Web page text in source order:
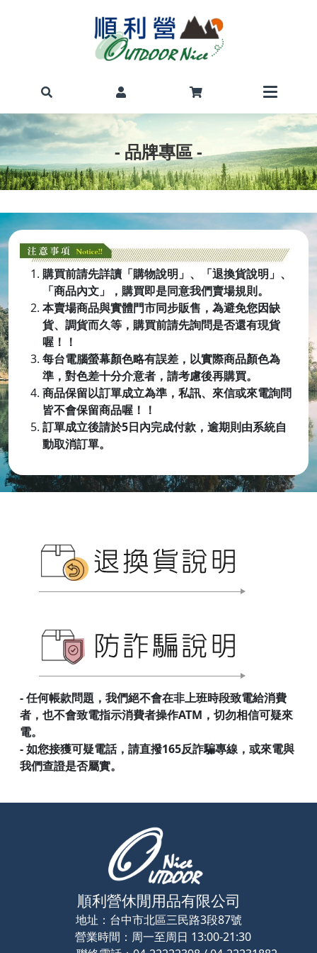
- 品牌專區 -
購買前請先詳讀「購物說明」、「退換貨說明」、
「商品內文」，購買即是同意我們賣場規則。
本賣場商品與實體門市同步販售，為避免您因缺
貨、調貨而久等，購買前請先詢問是否還有現貨
喔！！
每台電腦螢幕顏色略有誤差，以實際商品顏色為
準，對色差十分介意者，請考慮後再購買。
商品保留以訂單成立為準，私訊、來信或來電詢問
皆不會保留商品喔 ！！
訂單成立後請於5日內完成付款，逾期則由系統自
動取消訂單。
- 任何帳款問題，我們絕不會在非上班時段致電給消費
者，也不會致電指示消費者操作ATM，切勿相信可疑來
電。
- 如您接獲可疑電話，請直撥165反詐騙專線，或來電與
我們查證是否屬實。
順利營休閒用品有限公司
地址： 台中市北區三民路3段87號
營業時間： 周一至周日 13:00-21:30